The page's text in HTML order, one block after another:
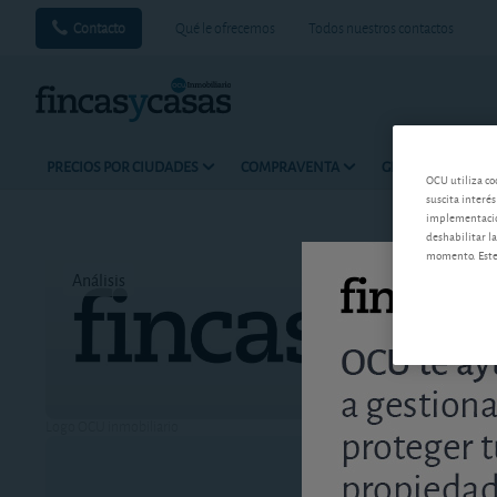
Contacto Qué le ofrecemos Todos nuestros contactos
PRECIOS POR CIUDADES COMPRAVENTA GESTIONAR LOS
Análisis
OCU utiliza
suscita
deshabilitar
momento.